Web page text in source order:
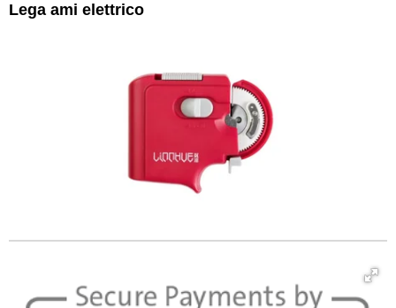
Lega ami elettrico